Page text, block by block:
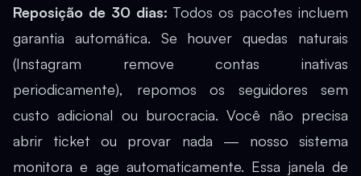
Reposição de 30 dias: Todos os pacotes incluem
garantia automática. Se houver quedas naturais
(Instagram remove contas inativas
periodicamente), repomos os seguidores sem
custo adicional ou burocracia. Você não precisa
abrir ticket ou provar nada — nosso sistema
monitora e age automaticamente. Essa janela de